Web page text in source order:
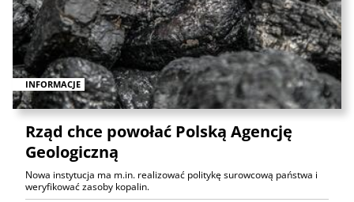
INFORMACJE
Rząd chce powołać Polską Agencję
Geologiczną
Nowa instytucja ma m.in. realizować politykę surowcową państwa i
weryfikować zasoby kopalin.